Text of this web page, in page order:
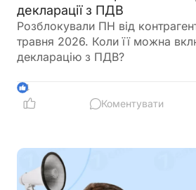
декларації з ПДВ
Розблокували ПН від
травня 2026. Коли її можна
декларацію з ПДВ?
4
Коментувати